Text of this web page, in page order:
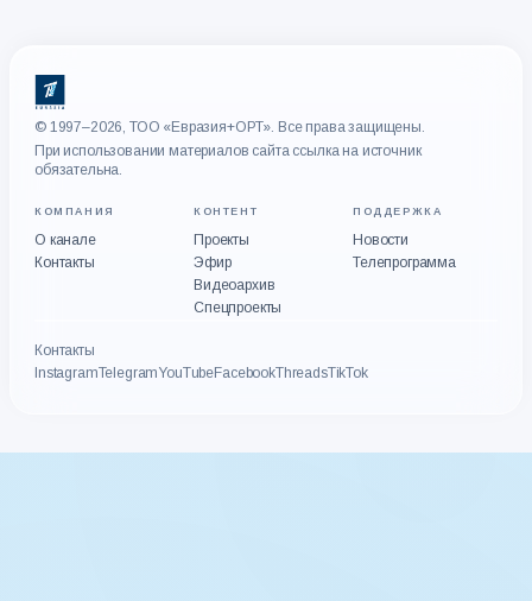
© 1997–2026, ТОО «Евразия+ОРТ». Все права защищены.
При использовании материалов сайта ссылка на источник
обязательна.
КОМПАНИЯ
О канале
Контакты
КОНТЕНТ
Проекты
Эфир
Видеоархив
Спецпроекты
ПОДДЕРЖКА
Новости
Телепрограмма
Контакты
InstagramTelegramYouTubeFacebookThreadsTikTok